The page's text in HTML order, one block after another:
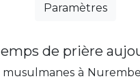
Paramètres
de prière
musulmanes à